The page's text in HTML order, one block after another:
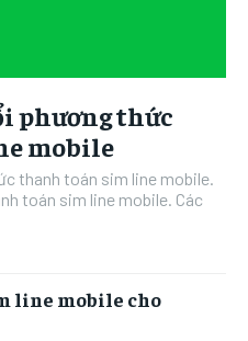
phương thức
mobile
thanh toán sim line mobile.
toán sim line mobile. Các
line mobile cho